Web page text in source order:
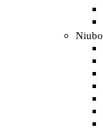
Niubo